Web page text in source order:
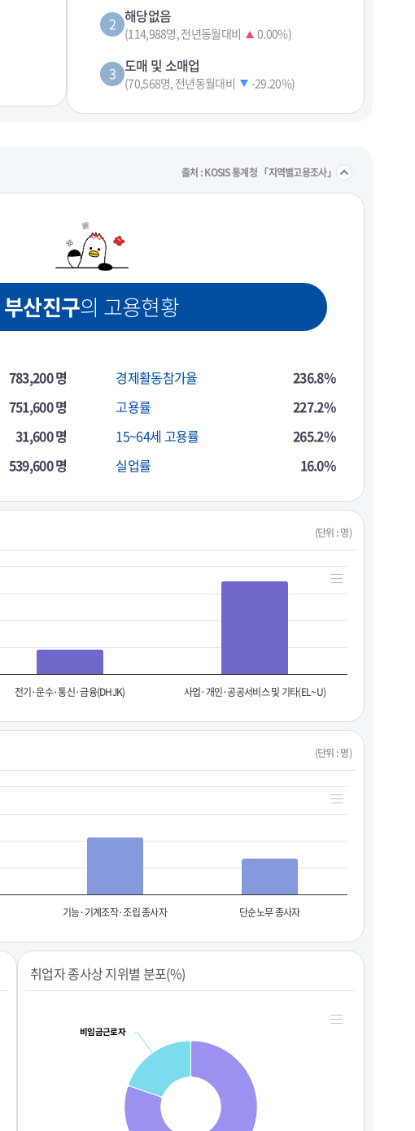
2 해당없음
(114,988명, 전년동월대비 0.00%)
3 도매 및 소매업
(70,568명, 전년동월대비 -29.20%)
출처 : KOSIS 통계청 「지역별고용조사」접기/
부산진구의 고용현황
783,200 명
751,600 명
31,600 명
539,600 명
경제활동참가율
236.8%
고용률
227.2%
15~64세 고용률
265.2%
실업률
16.0%
(단위 : 명)
전기·운수·통신·금융(DHJK) 사업·개인·공공서비스 및 기타(EL~U)
(단위 : 명)
기능·기계조작·조립 종사자 단순노무 종사자
취업자 종사상 지위별 분포(%)
비임금근로자